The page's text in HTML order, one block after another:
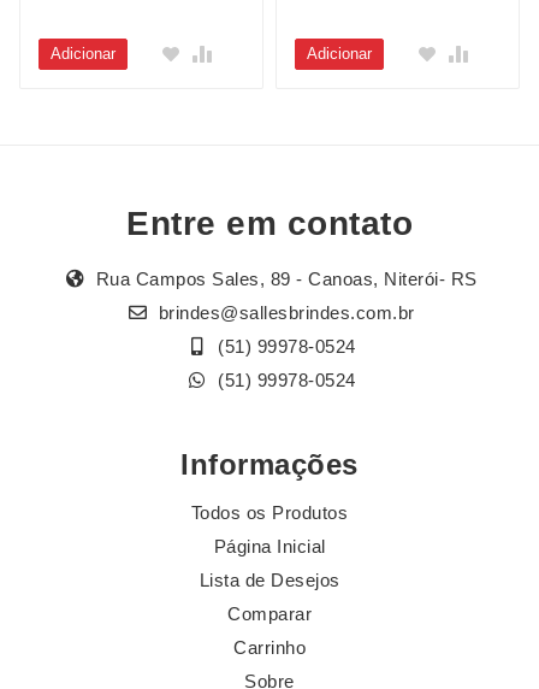
Adicionar Adicionar
Entre em contato
Rua Campos Sales, 89 - Canoas, Niterói- RS
brindes@sallesbrindes.com.br
(51) 99978-0524
(51) 99978-0524
Informações
Todos os Produtos
Página Inicial
Lista de Desejos
Comparar
Carrinho
Sobre